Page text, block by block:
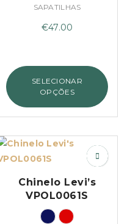
SAPATILHAS
€47.00
SELECIONAR
OPÇÕES
Chinelo Levi’s
VPOL0061S